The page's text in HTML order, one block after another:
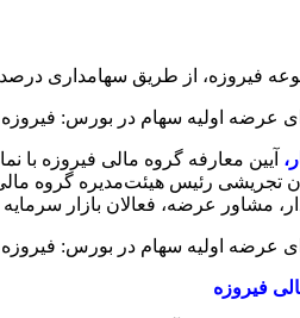
۲۱ صنعت و ۵۵ شرکت از میان ۹۰۳ شرکت فعال بورسی و فرابورسی
تجریشی رئیس هیئت‌مدیره گروه
مشاور عرضه، فعالان بازار
فیروزه